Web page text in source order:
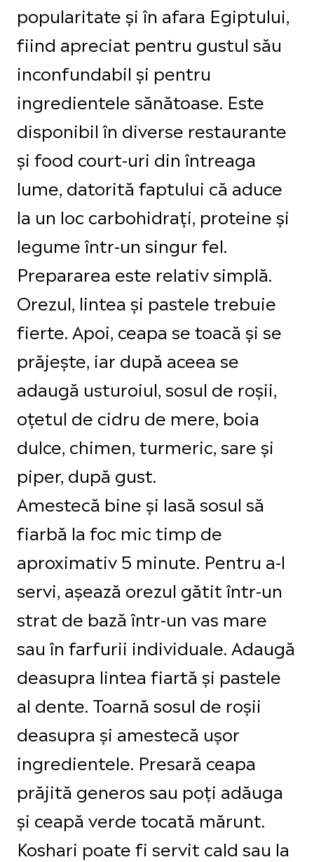
popularitate și în afara Egiptului,
fiind apreciat pentru gustul său
inconfundabil și pentru
ingredientele sănătoase. Este
disponibil în diverse restaurante
și food court-uri din întreaga
lume, datorită faptului că aduce
la un loc carbohidrați, proteine și
legume într-un singur fel.
Prepararea este relativ simplă.
Orezul, lintea și pastele trebuie
fierte. Apoi, ceapa se toacă și se
prăjește, iar după aceea se
adaugă usturoiul, sosul de roșii,
oțetul de cidru de mere, boia
dulce, chimen, turmeric, sare și
piper, după gust.
Amestecă bine și lasă sosul să
fiarbă la foc mic timp de
aproximativ 5 minute. Pentru a-l
servi, așează orezul gătit într-un
strat de bază într-un vas mare
sau în farfurii individuale. Adaugă
deasupra lintea fiartă și pastele
al dente. Toarnă sosul de roșii
deasupra și amestecă ușor
ingredientele. Presară ceapa
prăjită generos sau poți adăuga
și ceapă verde tocată mărunt.
Koshari poate fi servit cald sau la